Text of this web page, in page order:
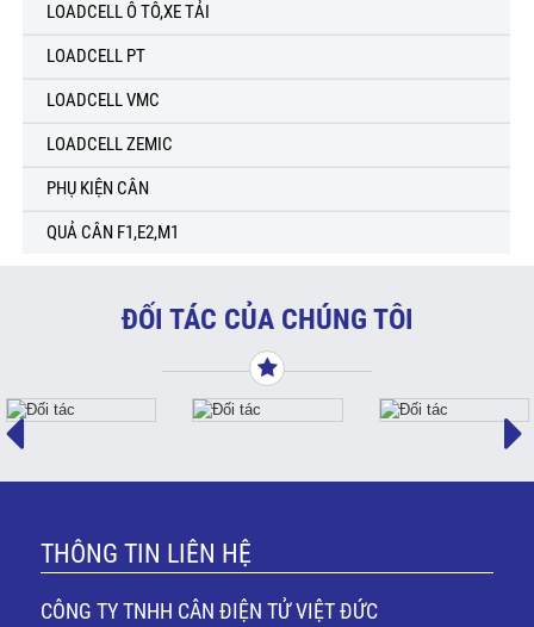
LOADCELL Ô TÔ,XE TẢI
LOADCELL PT
LOADCELL VMC
LOADCELL ZEMIC
PHỤ KIỆN CÂN
QUẢ CÂN F1,E2,M1
ĐỐI TÁC CỦA CHÚNG TÔI
THÔNG TIN LIÊN HỆ
CÔNG TY TNHH CÂN ĐIỆN TỬ VIỆT ĐỨC